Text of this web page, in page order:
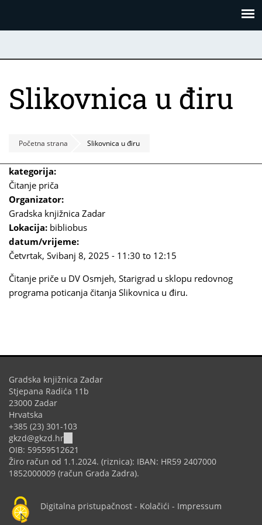
Slikovnica u điru
Početna strana Slikovnica u điru
kategorija:
Čitanje priča
Organizator:
Gradska knjižnica Zadar
Lokacija: bibliobus
datum/vrijeme:
Četvrtak, Svibanj 8, 2025 - 11:30 to 12:15
Čitanje priče u DV Osmjeh, Starigrad u sklopu redovnog
programa poticanja čitanja Slikovnica u điru.
Gradska knjižnica Zadar
Stjepana Radića 11b
23000 Zadar
Hrvatska
+385 (23) 301-103
gkzd@gkzd.hr
sends
e-
mail)
OIB: 59559512621
Žiro račun od 1.1.2024. (riznica): IBAN: HR59 2407000
1852000009 (račun Grada Zadra).
Digitalna pristupačnost - Kolačići - Impressum